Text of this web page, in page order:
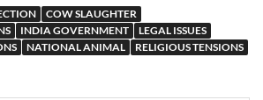
COW SLAUGHTER
INDIA GOVERNMENT
LEGAL ISSUES
NATIONAL ANIMAL RELIGIOUS TENSIONS